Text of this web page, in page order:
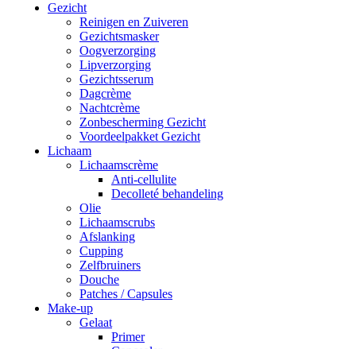
Gezicht
Reinigen en Zuiveren
Gezichtsmasker
Oogverzorging
Lipverzorging
Gezichtsserum
Dagcrème
Nachtcrème
Zonbescherming Gezicht
Voordeelpakket Gezicht
Lichaam
Lichaamscrème
Anti-cellulite
Decolleté behandeling
Olie
Lichaamscrubs
Afslanking
Cupping
Zelfbruiners
Douche
Patches / Capsules
Make-up
Gelaat
Primer